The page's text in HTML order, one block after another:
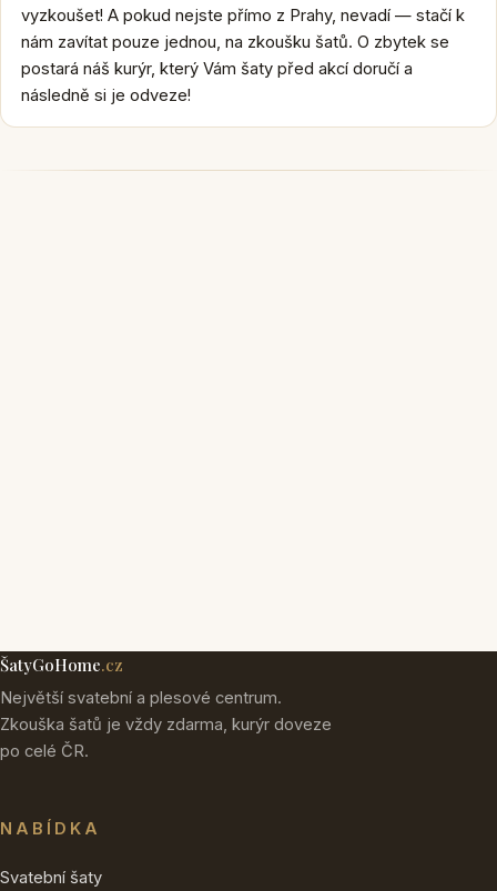
vyzkoušet! A pokud nejste přímo z Prahy, nevadí — stačí k
nám zavítat pouze jednou, na zkoušku šatů. O zbytek se
postará náš kurýr, který Vám šaty před akcí doručí a
následně si je odveze!
ŠatyGoHome.cz
Největší svatební a plesové centrum.
Zkouška šatů je vždy zdarma, kurýr doveze
po celé ČR.
NABÍDKA
Svatební šaty